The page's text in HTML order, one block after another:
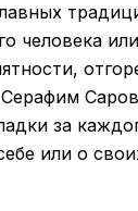
человека
за
или о